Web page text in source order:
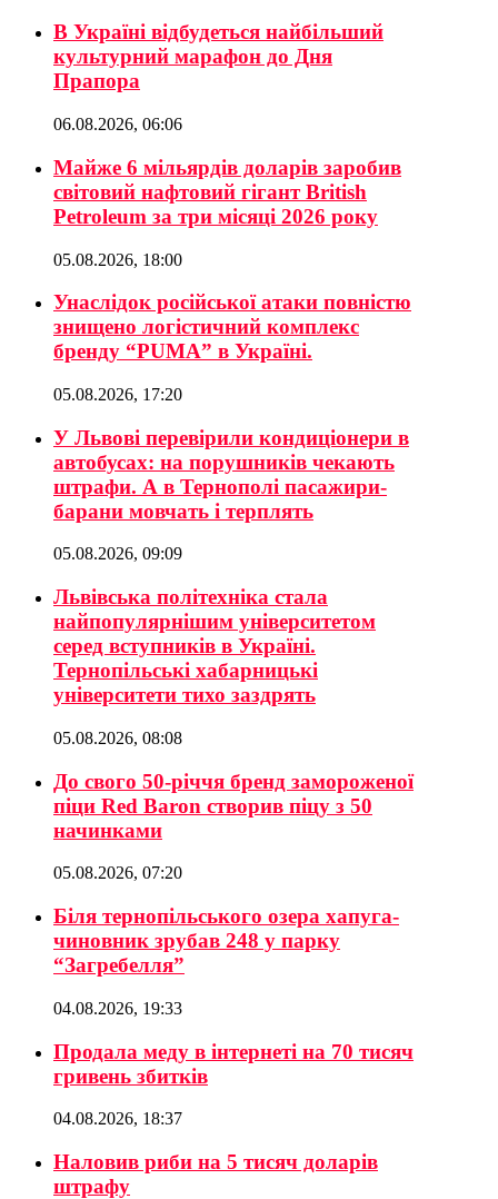
В Україні відбудеться найбільший
культурний марафон до Дня
Прапора
06.08.2026, 06:06
Майже 6 мільярдів доларів заробив
світовий нафтовий гігант British
Petroleum за три місяці 2026 року
05.08.2026, 18:00
Унаслідок російської атаки повністю
знищено логістичний комплекс
бренду “PUMA” в Україні.
05.08.2026, 17:20
У Львові перевірили кондиціонери в
автобусах: на порушників чекають
штрафи. А в Тернополі пасажири-
барани мовчать і терплять
05.08.2026, 09:09
Львівська політехніка стала
найпопулярнішим університетом
серед вступників в Україні.
Тернопільські хабарницькі
університети тихо заздрять
05.08.2026, 08:08
До свого 50-річчя бренд замороженої
піци Red Baron створив піцу з 50
начинками
05.08.2026, 07:20
Біля тернопільського озера хапуга-
чиновник зрубав 248 у парку
“Загребелля”
04.08.2026, 19:33
Продала меду в інтернеті на 70 тисяч
гривень збитків
04.08.2026, 18:37
Наловив риби на 5 тисяч доларів
штрафу